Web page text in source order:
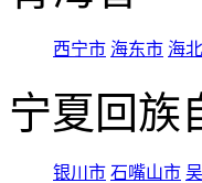
西宁市 海东市 海
宁夏回族
银川市 石嘴山市